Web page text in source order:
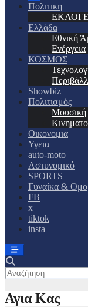
Πολιτικη
Ελλάδα
Εθνική
Ενέργεια
ΚΟΣΜΟΣ
Showbiz
Πολιτισμός
Μουσική
Οικονομια
Υγεια
auto-moto
Αστυνομικό
SPORTS
Γυναίκα &
FB
x
tiktok
insta
Αγια Κας